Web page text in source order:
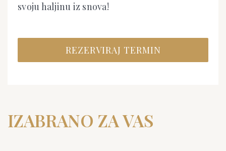
svoju haljinu iz snova!
REZERVIRAJ TERMIN
IZABRANO ZA VAS